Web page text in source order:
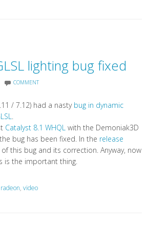
lighting bug fixed
COMMENT
/ 7.12) had a nasty bug in dynamic
.
Catalyst 8.1 WHQL with the Demoniak3D
bug has been fixed. In the release
this bug and its correction. Anyway, now
is the important thing.
radeon, video